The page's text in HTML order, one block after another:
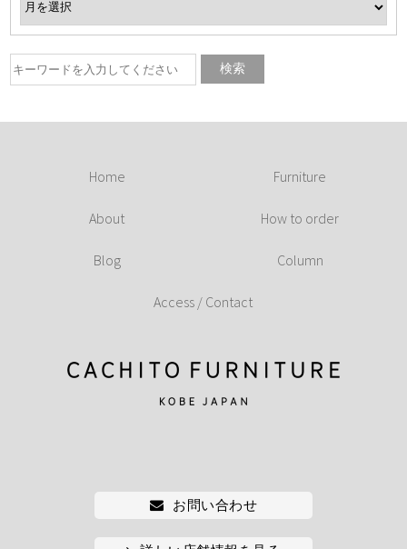
Home Furniture
About How to order
Blog Column
Access / Contact
お問い合わせ